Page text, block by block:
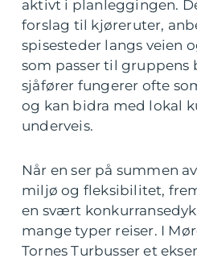
aktivt i planleggingen.
forslag til kjøreruter,
spisesteder langs veien
som passer til gruppens
sjåfører fungerer ofte
og kan bidra med lokal
underveis.
Når en ser på summen
miljø og fleksibilitet,
en svært
mange typer reiser. I
Tornes Turbusser et